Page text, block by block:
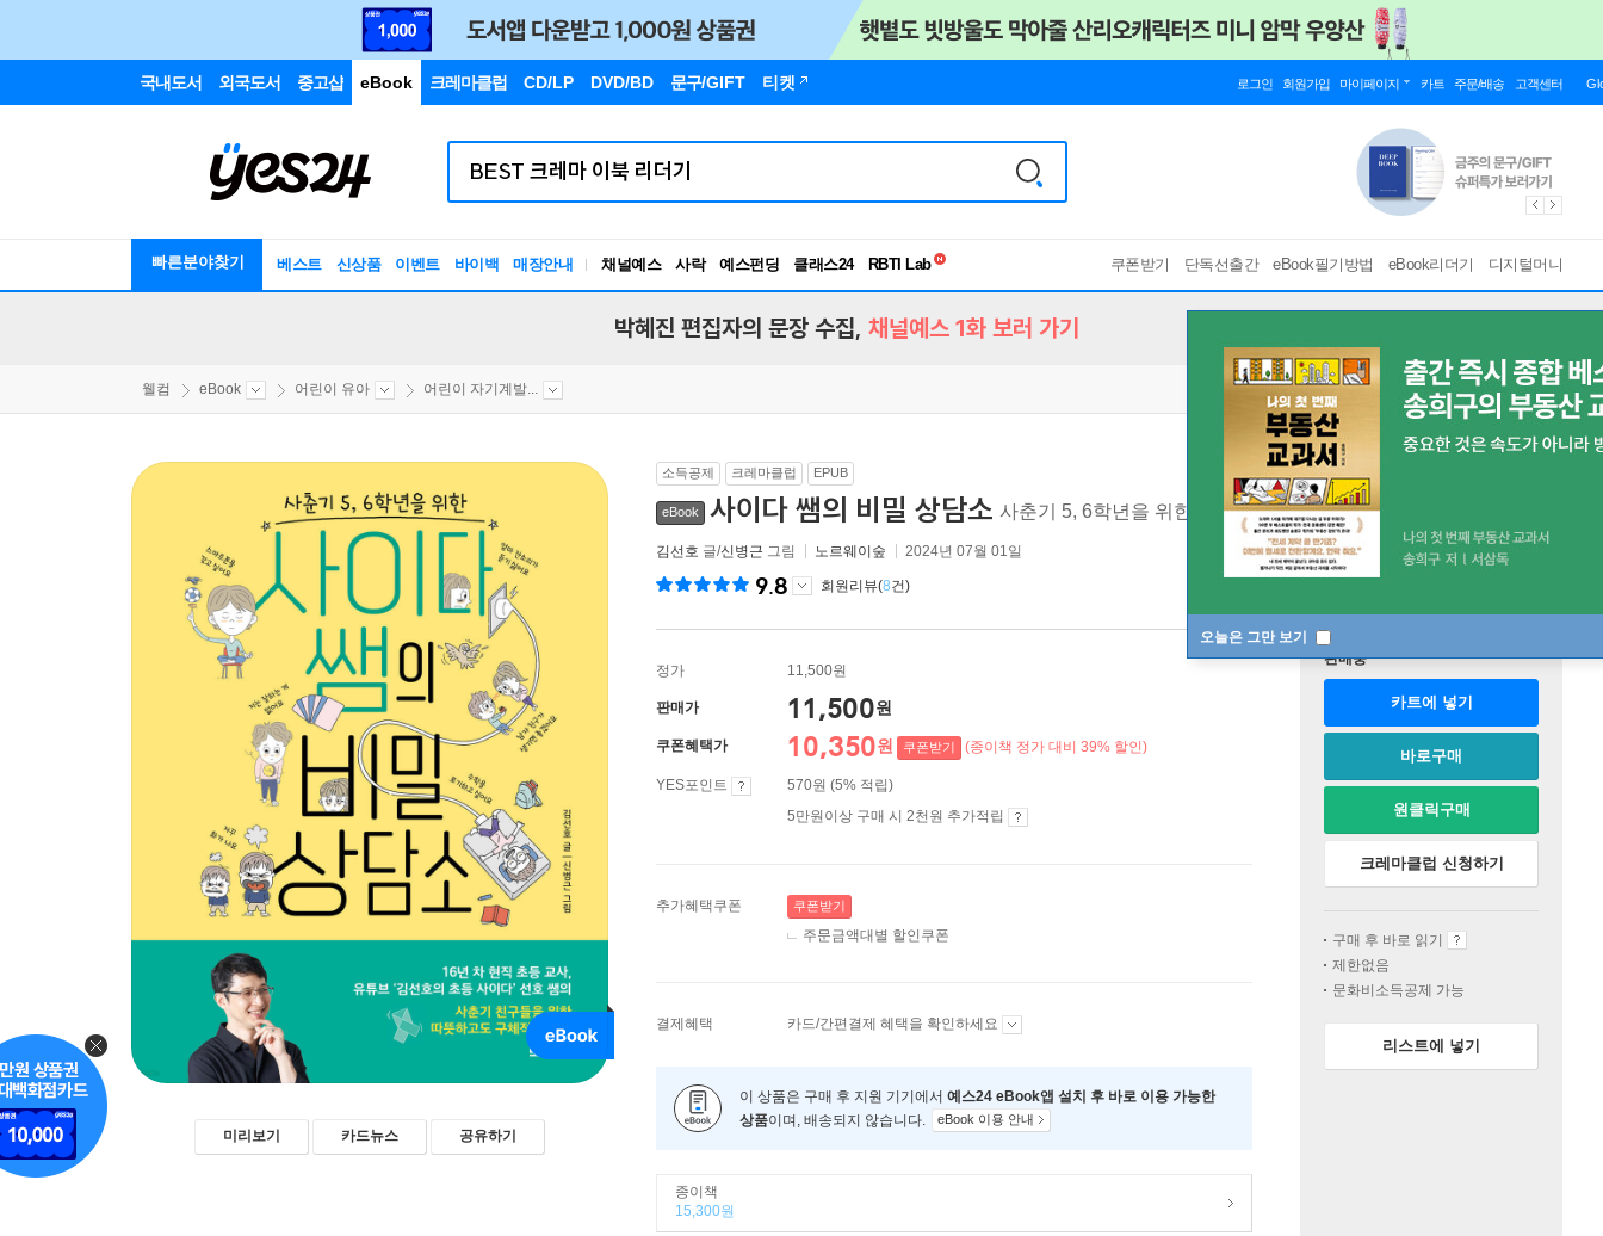
국내도서 외국도서 중고샵 eBook 크레마클럽 CD/LP DVD/BD 문구/GIFT 티켓 로그인 회원가입 마이페이지 카트 주문/배송 고객센터
빠른분야찾기 베스트 신상품 이벤트 바이백 매장안내 채널예스 사락 예스펀딩 클래스24
독서유형검사
쿠폰받기 단독선출간 eBook필기방법 eBook리더기 디지털머니
오늘은 그만 보기
박혜진 편집자의 문장 수집, 채널예스 1화 보러 가기
웰컴 eBook 어린이 유아 어린이 자기계발...
미리보기 카드뉴스 공유하기
소득공제 크레마클럽 EPUB
eBook 사이다 쌤의 비밀 상담소 사춘기 5, 6학년을 위한 [ EPUB ]
김선호 글/신병근 그림 노르웨이숲 2024년 07월 01일
9.8 회원리뷰(8건)
정가 11,500원
판매가 11,500원
쿠폰혜택가 10,350원 쿠폰받기 (종이책 정가 대비 39% 할인)
YES포인트
570원 (5% 적립)
5만원이상 구매 시 2천원 추가적립
추가혜택쿠폰 쿠폰받기
주문금액대별 할인쿠폰
결제혜택 카드/간편결제 혜택을 확인하세요
이 상품은 구매 후 지원 기기에서 예스24 eBook앱 설치 후 바로 이용 가능한
상품이며, 배송되지 않습니다. eBook 이용 안내
종이책
15,300원
판매중
카트에 넣기
바로구매
원클릭구매
크레마클럽 신청하기
구매 후 바로 읽기
제한없음
문화비소득공제 가능
리스트에 넣기